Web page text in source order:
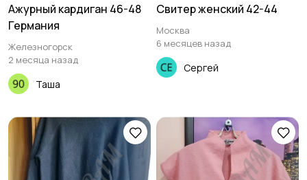
Ажурный кардиган 46-48
Германия
Железногорск
2 месяца назад
Таша
Свитер женский 42-44
Москва
6 месяцев назад
Сергей